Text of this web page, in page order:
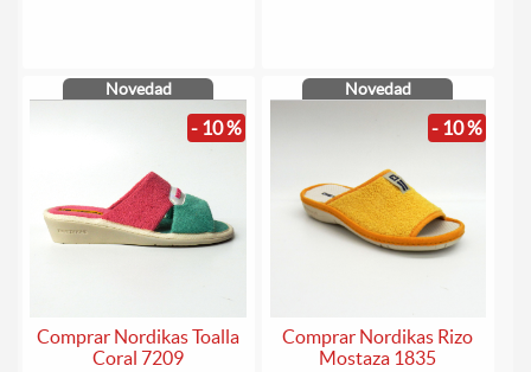
Novedad
- 10 %
Comprar Nordikas Toalla
Coral 7209
Novedad
- 10 %
Comprar Nordikas Rizo
Mostaza 1835